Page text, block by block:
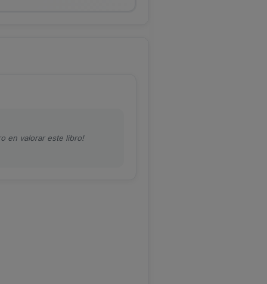
en valorar este libro!